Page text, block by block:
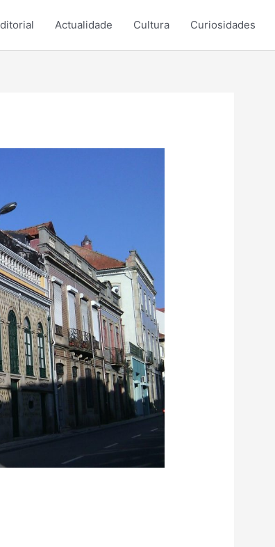
Actualidade Cultura Curiosidades